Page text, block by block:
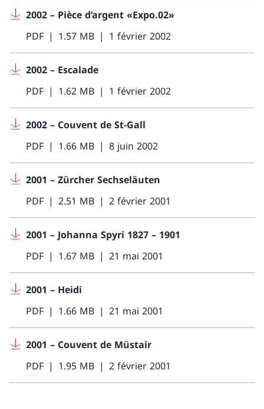
2002 – Pièce d’argent «Expo.02»
PDF
1.57 MB 1 février 2002
2002 – Escalade
PDF
1.62 MB 1 février 2002
2002 – Couvent de St-Gall
PDF
1.66 MB 8 juin 2002
2001 – Zürcher Sechseläuten
PDF
2.51 MB 2 février 2001
2001 – Johanna Spyri 1827 – 1901
PDF
1.67 MB 21 mai 2001
2001 – Heidi
PDF
1.66 MB 21 mai 2001
2001 – Couvent de Müstair
PDF
1.95 MB 2 février 2001